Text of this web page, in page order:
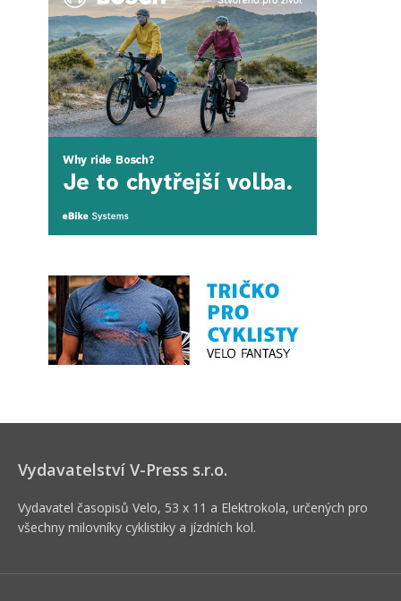
Vydavatelství V-Press s.r.o.
Vydavatel časopisů Velo, 53 x 11 a Elektrokola, určených pro
všechny milovníky cyklistiky a jízdních kol.